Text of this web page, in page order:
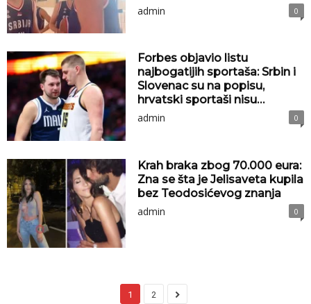
admin
0
Forbes objavio listu
najbogatijih sportaša: Srbin i
Slovenac su na popisu,
hrvatski sportaši nisu…
admin
0
Krah braka zbog 70.000 eura:
Zna se šta je Jelisaveta kupila
bez Teodosićevog znanja
admin
0
1 2